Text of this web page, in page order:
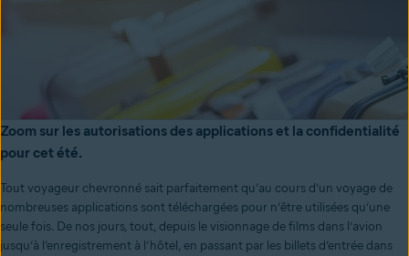
Zoom sur les autorisations des applications et la confidentialité
pour cet été.
Tout voyageur chevronné sait parfaitement qu’au cours d’un voyage de
nombreuses applications sont téléchargées pour n’être utilisées qu’une
seule fois. De nos jours, tout, depuis le visionnage de films dans l’avion
jusqu’à l’enregistrement à l’hôtel, en passant par les billets d’entrée dans